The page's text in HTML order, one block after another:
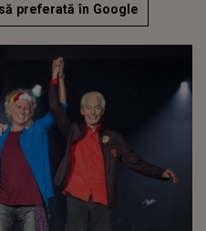
preferată în Google